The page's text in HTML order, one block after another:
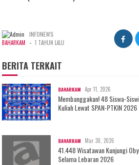
INFONEWS
BAHARKAM - 1 TAHUN LALU
BERITA TERKAIT
BAHARKAM Apr 11, 2026
Membanggakan! 48 Siswa-
Kuliah Lewat SPAN-PTKIN 2026
BAHARKAM Mar 30, 2026
41.448 Wisatawan Kunjungi
Selama Lebaran 2026